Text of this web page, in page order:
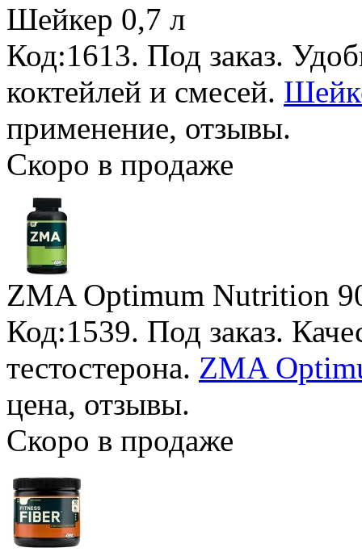
Шейкер 0,7 л
Код:1613. Под заказ.
коктейлей и смесей.
применение, отзывы.
Скоро в продаже
ZMA Optimum Nutrition
Код:1539. Под заказ.
тестостерона. ZMA
цена, отзывы.
Скоро в продаже